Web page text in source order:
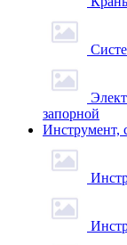
запорной
Инструмент,